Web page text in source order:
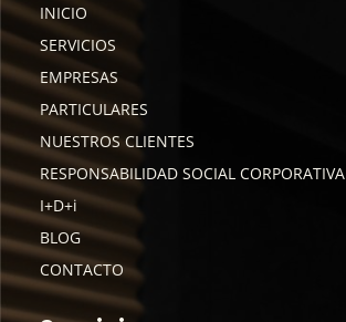
INICIO
SERVICIOS
EMPRESAS
PARTICULARES
NUESTROS CLIENTES
RESPONSABILIDAD SOCIAL CORPORATIVA
I+D+i
BLOG
CONTACTO